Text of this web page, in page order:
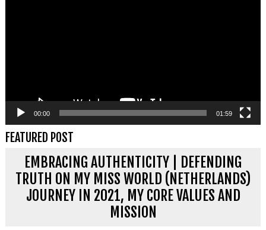
00:00 01:59
FEATURED POST
EMBRACING AUTHENTICITY | DEFENDING
TRUTH ON MY MISS WORLD (NETHERLANDS)
JOURNEY IN 2021, MY CORE VALUES AND
MISSION